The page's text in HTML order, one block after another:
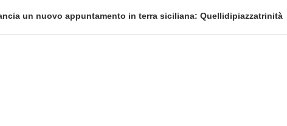
un nuovo appuntamento in terra siciliana: Quellidipiazzatrinità